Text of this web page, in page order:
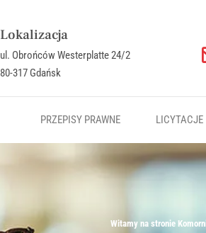
Lokalizacja
ul. Obrońców Westerplatte 24/2
80-317 Gdańsk
PRZEPISY PRAWNE LICYTACJE
Witamy na stronie